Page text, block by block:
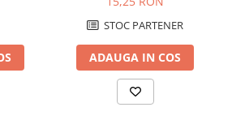
a
STOC PARTENER
ADAUGA IN COS